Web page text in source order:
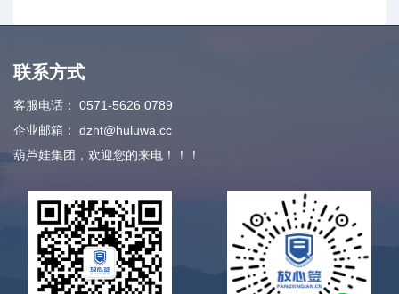
联系方式
客服电话：
0571-5626 0789
企业邮箱：
dzht@huluwa.cc
葫芦娃集团，欢迎您的来电！！！